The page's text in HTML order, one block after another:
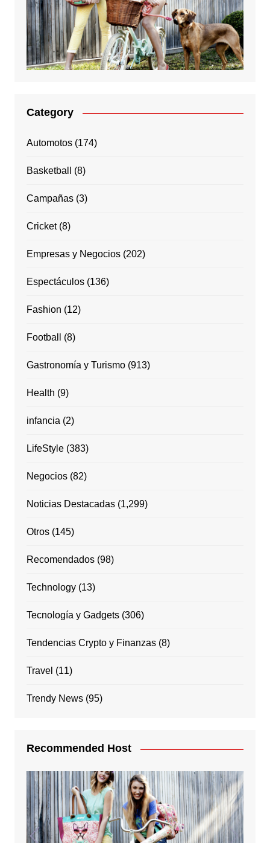
Category
Automotos(174)
Basketball (8)
Campañas(3)
Cricket(8)
Empresas y Negocios(202)
Espectáculos(136)
Fashion (12)
Football (8)
Gastronomía y Turismo(913)
Health (9)
infancia (2)
LifeStyle(383)
Negocios(82)
Noticias Destacadas(1,299)
Otros(145)
Recomendados(98)
Technology(13)
Tecnología y Gadgets(306)
Tendencias Crypto y Finanzas(8)
Travel (11)
Trendy News(95)
Recommended Host